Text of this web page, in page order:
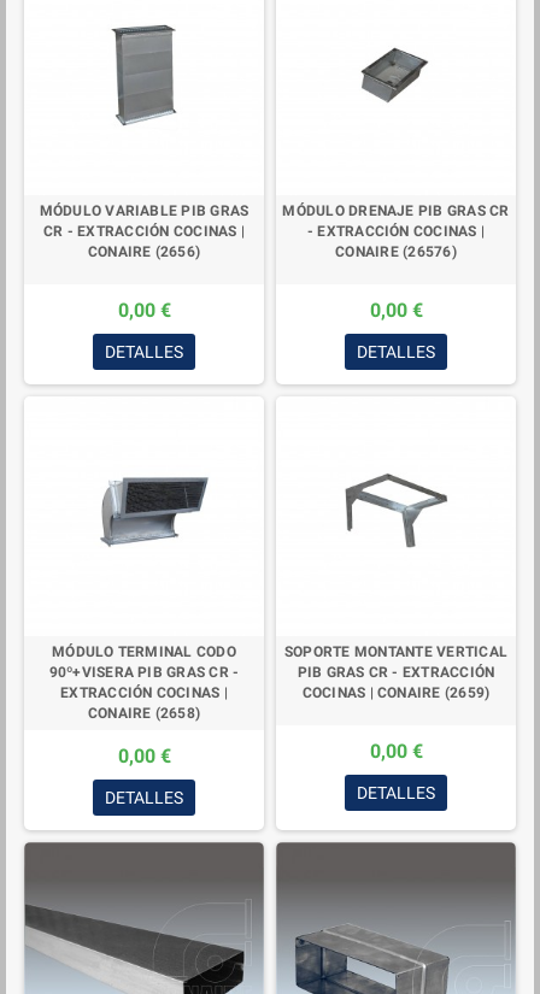
MÓDULO VARIABLE PIB GRAS
CR - EXTRACCIÓN COCINAS |
CONAIRE (2656)
0,00 €
DETALLES
MÓDULO DRENAJE PIB GRAS CR
- EXTRACCIÓN COCINAS |
CONAIRE (26576)
0,00 €
DETALLES
MÓDULO TERMINAL CODO
90º+VISERA PIB GRAS CR -
EXTRACCIÓN COCINAS |
CONAIRE (2658)
0,00 €
DETALLES
SOPORTE MONTANTE VERTICAL
PIB GRAS CR - EXTRACCIÓN
COCINAS | CONAIRE (2659)
0,00 €
DETALLES